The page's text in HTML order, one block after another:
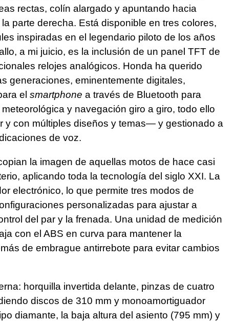
rectas, colín alargado y apuntando hacia
parte derecha. Está disponible en tres colores,
inspiradas en el legendario piloto de los años
a mi juicio, es la inclusión de un panel TFT de
relojes analógicos. Honda ha querido
generaciones, eminentemente digitales,
el smartphone a través de Bluetooth para
y navegación giro a giro, todo ello
con múltiples diseños y temas— y gestionado a
de voz.
la imagen de aquellas motos de hace casi
aplicando toda la tecnología del siglo XXI. La
electrónico, lo que permite tres modos de
personalizadas para ajustar a
del par y la frenada. Una unidad de medición
con el ABS en curva para mantener la
de embrague antirrebote para evitar cambios
horquilla invertida delante, pinzas de cuatro
discos de 310 mm y monoamortiguador
diamante, la baja altura del asiento (795 mm) y